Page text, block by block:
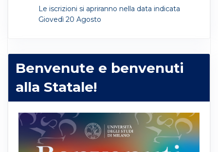
Le iscrizioni si apriranno nella data indicata
Giovedì 20 Agosto
Benvenute e benvenuti
alla Statale!